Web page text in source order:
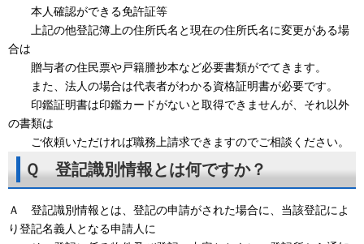
本人確認ができる免許証等
上記の他登記簿上の住所氏名と現在の住所氏名に変更がある場
合は
贈与者の住民票や戸籍謄抄本など必要書類がでてきます。
また、法人の場合は代表者がわかる資格証明書が必要です。
印鑑証明書は印鑑カードがないと取得できませんが、それ以外
の書類は
ご依頼いただければ職務上請求できますのでご相談ください。
Ｑ 登記識別情報とは何ですか？
Ａ 登記識別情報とは、登記の申請がされた場合に、当該登記によ
り登記名義人となる申請人に